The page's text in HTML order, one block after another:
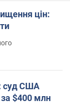
цін:
суд США
за $400 млн